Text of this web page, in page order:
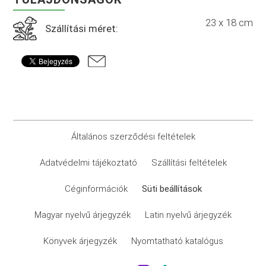
Szállítási méret: 23 x 18 cm
Általános szerződési feltételek
Adatvédelmi tájékoztató Szállítási feltételek
Céginformációk Süti beállítások
Magyar nyelvű árjegyzék Latin nyelvű árjegyzék
Könyvek árjegyzék Nyomtatható katalógus